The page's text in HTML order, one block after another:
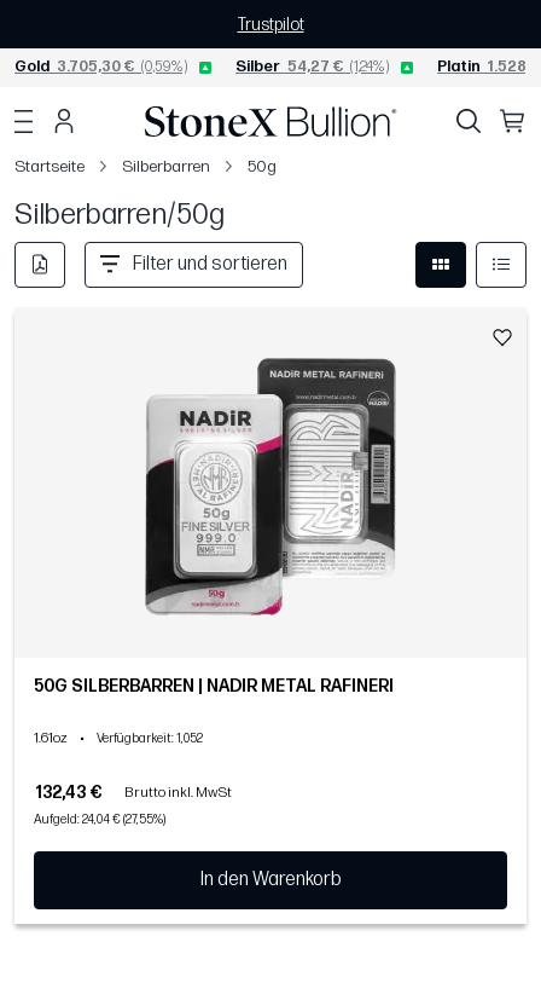
Trustpilot
Gold 3.705,30 € (0,59%) Silber 54,27 € (1,24%) Platin
Startseite Silberbarren 50g
Silberbarren/50g
Filter und sortieren
50G SILBERBARREN | NADIR METAL RAFINERI
1.61oz • Verfügbarkeit: 1,052
132,43 € Brutto inkl. MwSt
Aufgeld: 24,04 € (27,55%)
In den Warenkorb